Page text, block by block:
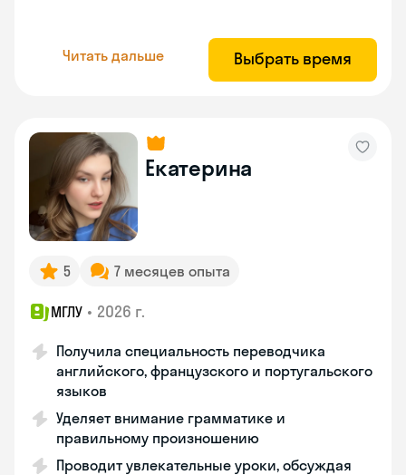
Читать дальше Выбрать время
Екатерина
5 7 месяцев опыта
МГЛУ • 2026 г.
Получила специальность переводчика
английского, французского и португальского
языков
Уделяет внимание грамматике и
правильному произношению
Проводит увлекательные уроки, обсуждая